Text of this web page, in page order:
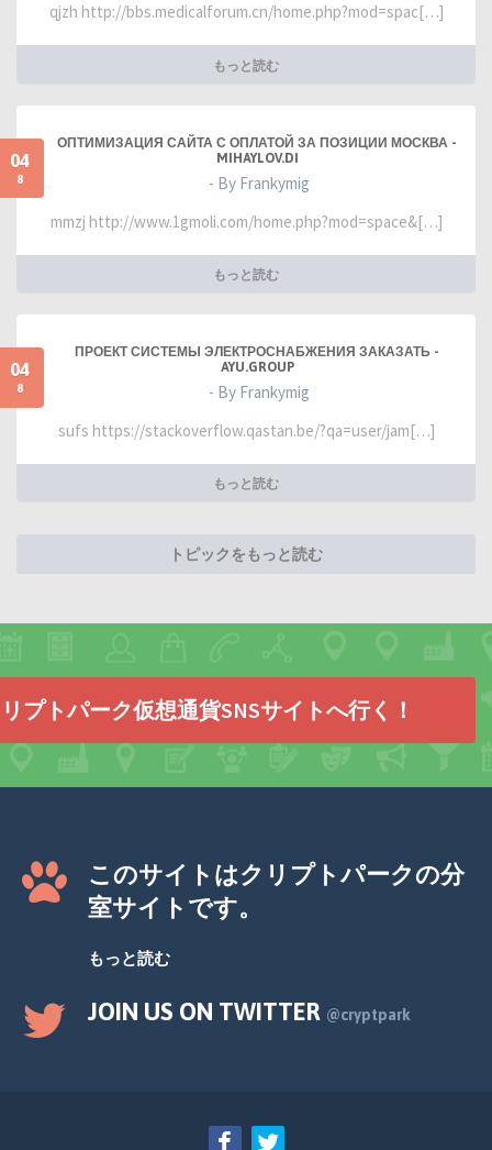
qjzh http://bbs.medicalforum.cn/home.php?mod=spac[…]
もっと読む
04
8
ОПТИМИЗАЦИЯ САЙТА С ОПЛАТОЙ ЗА ПОЗИЦИИ МОСКВА -
MIHAYLOV.DI
- By Frankymig
mmzj http://www.1gmoli.com/home.php?mod=space&[…]
もっと読む
04
8
ПРОЕКТ СИСТЕМЫ ЭЛЕКТРОСНАБЖЕНИЯ ЗАКАЗАТЬ -
AYU.GROUP
- By Frankymig
sufs https://stackoverflow.qastan.be/?qa=user/jam[…]
もっと読む
トピックをもっと読む
プトパーク仮想通貨SNSサイトへ行く！
このサイトはクリプトパークの分
室サイトです。
もっと読む
JOIN US ON TWITTER @cryptpark